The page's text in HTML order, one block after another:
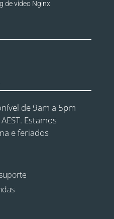
de vídeo Nginx
de 9am a 5pm
Estamos
e feriados